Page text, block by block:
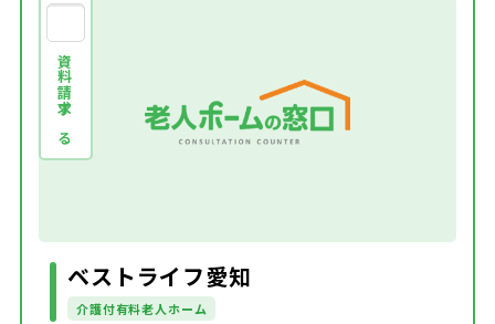
資料請求する
ベストライフ愛知
介護付有料老人ホーム